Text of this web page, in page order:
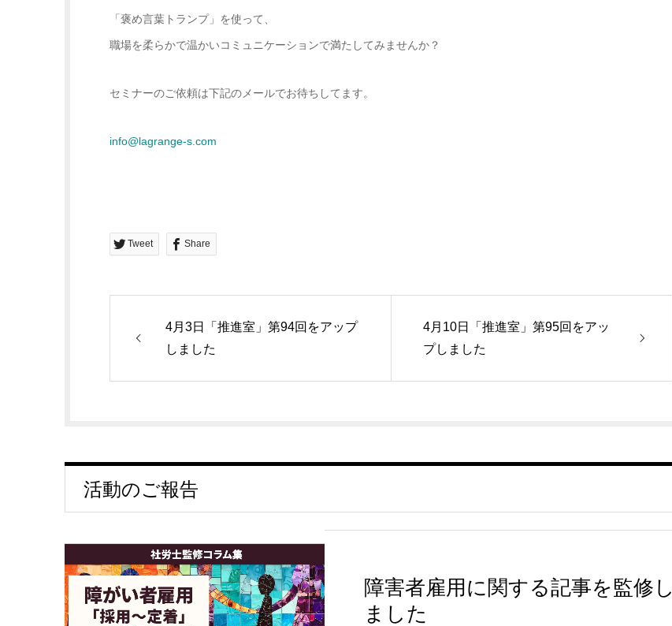
「褒め言葉トランプ」を使って、
職場を柔らかで温かいコミュニケーションで満たしてみませんか？
セミナーのご依頼は下記のメールでお待ちしてます。
info@lagrange-s.com
Tweet Share
4月3日「推進室」第94回をアップ
しました
4月10日「推進室」第95回をアッ
プしました
活動のご報告
障害者雇用に関する記事を監修し
ました